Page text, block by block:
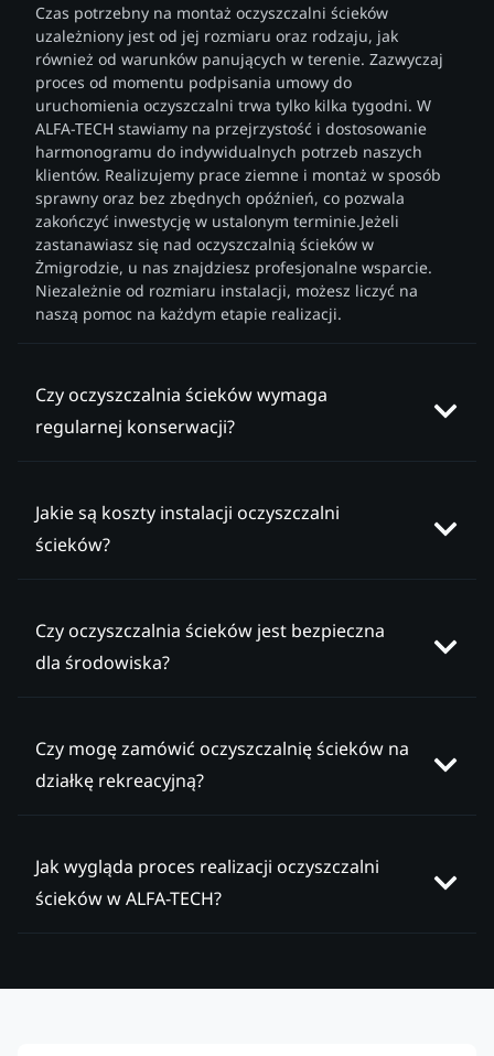
Czas potrzebny na montaż oczyszczalni ścieków
uzależniony jest od jej rozmiaru oraz rodzaju, jak
również od warunków panujących w terenie. Zazwyczaj
proces od momentu podpisania umowy do
uruchomienia oczyszczalni trwa tylko kilka tygodni. W
ALFA-TECH stawiamy na przejrzystość i dostosowanie
harmonogramu do indywidualnych potrzeb naszych
klientów. Realizujemy prace ziemne i montaż w sposób
sprawny oraz bez zbędnych opóźnień, co pozwala
zakończyć inwestycję w ustalonym terminie.Jeżeli
zastanawiasz się nad oczyszczalnią ścieków w
Żmigrodzie, u nas znajdziesz profesjonalne wsparcie.
Niezależnie od rozmiaru instalacji, możesz liczyć na
naszą pomoc na każdym etapie realizacji.
Czy oczyszczalnia ścieków wymaga
regularnej konserwacji?
Jakie są koszty instalacji oczyszczalni
ścieków?
Czy oczyszczalnia ścieków jest bezpieczna
dla środowiska?
Czy mogę zamówić oczyszczalnię ścieków na
działkę rekreacyjną?
Jak wygląda proces realizacji oczyszczalni
ścieków w ALFA-TECH?